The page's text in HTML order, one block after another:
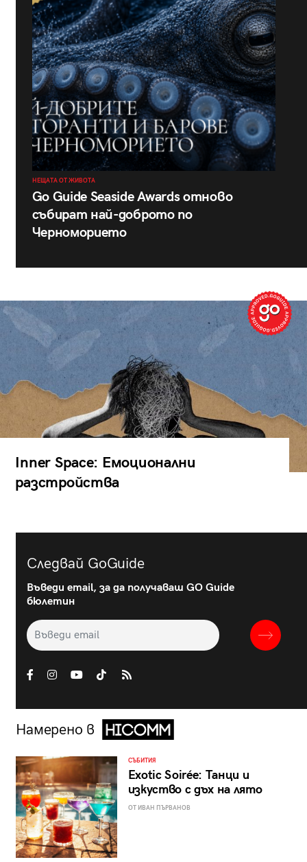
НЕЩАТА ОТ ЖИВОТА
Go Guide Seaside Awards отново
събират най-доброто по
Черноморието
Inner Space: Емоционални
разстройства
Следвай GoGuide
Въведи email, за да получаваш GO Guide
бюлетин
Намерено в
СЪБИТИЯ
Exotic Soirée: Танци и
изкуство с дъх на лято
ОТ ИВАН ПЪРВАНОВ